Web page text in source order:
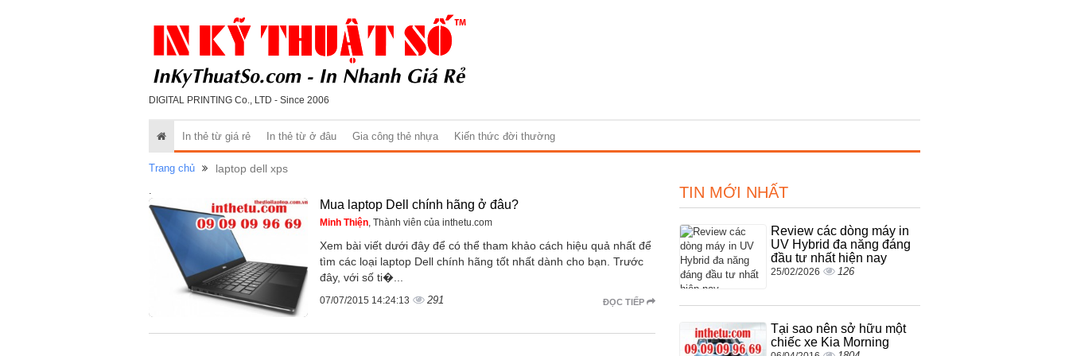
DIGITAL PRINTING Co., LTD - Since 2006
In thẻ từ giá rẻ In thẻ từ ở đâu Gia công thẻ nhựa Kiến thức đời thường
Trang chủ laptop dell xps
Mua laptop Dell chính hãng ở đâu?
Minh Thiện , Thành viên của inthetu.com
Xem bài viết dưới đây để có thể tham khảo cách hiệu quả nhất để
tìm các loại laptop Dell chính hãng tốt nhất dành cho bạn. Trước
đây, với số ti�...
ĐỌC TIẾP
07/07/2015 14:24:13 291
TIN MỚI NHẤT
Review các dòng máy in
UV Hybrid đa năng đáng
đầu tư nhất hiện nay
25/02/2026 126
Tại sao nên sở hữu một
chiếc xe Kia Morning